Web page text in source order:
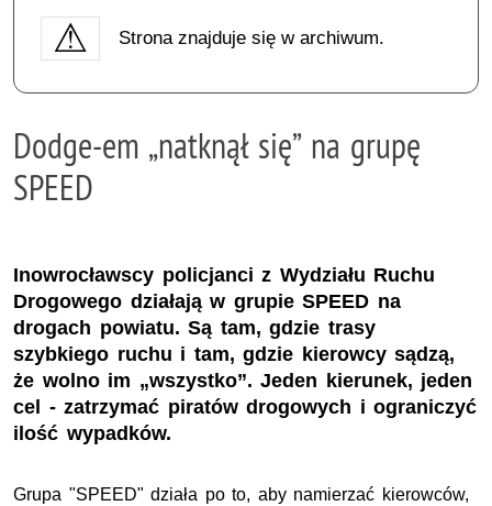
Strona znajduje się w archiwum.
Dodge-em „natknął się” na grupę
SPEED
Inowrocławscy policjanci z Wydziału Ruchu
Drogowego działają w grupie SPEED na
drogach powiatu. Są tam, gdzie trasy
szybkiego ruchu i tam, gdzie kierowcy sądzą,
że wolno im „wszystko”. Jeden kierunek, jeden
cel - zatrzymać piratów drogowych i ograniczyć
ilość wypadków.
Grupa "SPEED" działa po to, aby namierzać kierowców,